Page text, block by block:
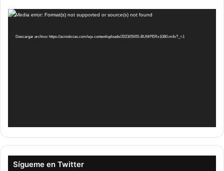
Reproductor
vídeo
Media error: Format(s) not supported or source(s) not found
Descargar archivo: https://acinoticias.com/wp-content/uploads/2023/05/05-BUMPERx1080.m4v?_=1
Sígueme en Twitter